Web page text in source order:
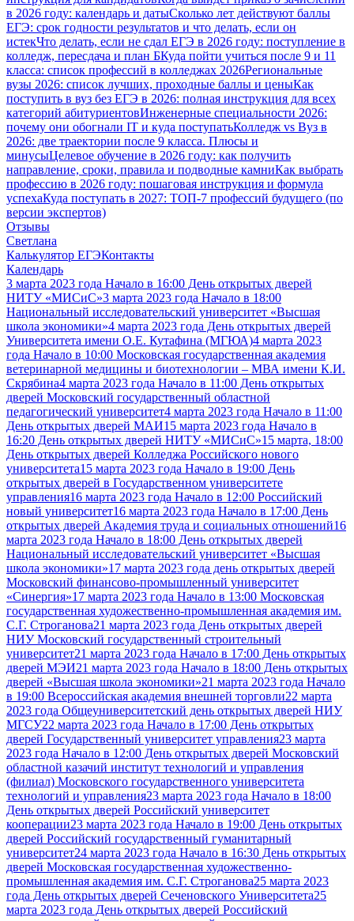
в 2026 году: календарь и датыСколько лет действуют баллы
ЕГЭ: срок годности результатов и что делать, если он
истекЧто делать, если не сдал ЕГЭ в 2026 году: поступление в
колледж, пересдача и план БКуда пойти учиться после 9 и 11
класса: список профессий в колледжах 2026Региональные
вузы 2026: список лучших, проходные баллы и ценыКак
поступить в вуз без ЕГЭ в 2026: полная инструкция для всех
категорий абитуриентовИнженерные специальности 2026:
почему они обогнали IT и куда поступатьКолледж vs Вуз в
2026: две траектории после 9 класса. Плюсы и
минусыЦелевое обучение в 2026 году: как получить
направление, сроки, правила и подводные камниКак выбрать
профессию в 2026 году: пошаговая инструкция и формула
успехаКуда поступать в 2027: ТОП-7 профессий будущего (по
версии экспертов)
Отзывы
Светлана
Калькулятор ЕГЭКонтакты
Календарь
3 марта 2023 года Начало в 16:00 День открытых дверей
НИТУ «МИСиС»3 марта 2023 года Начало в 18:00
Национальный исследовательский университет «Высшая
школа экономики»4 марта 2023 года День открытых дверей
Университета имени О.Е. Кутафина (МГЮА)4 марта 2023
года Начало в 10:00 Московская государственная академия
ветеринарной медицины и биотехнологии – МВА имени К.И.
Скрябина4 марта 2023 года Начало в 11:00 День открытых
дверей Московский государственный областной
педагогический университет4 марта 2023 года Начало в 11:00
День открытых дверей МАИ15 марта 2023 года Начало в
16:20 День открытых дверей НИТУ «МИСиС»15 марта, 18:00
День открытых дверей Колледжа Российского нового
университета15 марта 2023 года Начало в 19:00 День
открытых дверей в Государственном университете
управления16 марта 2023 года Начало в 12:00 Российский
новый университет16 марта 2023 года Начало в 17:00 День
открытых дверей Академия труда и социальных отношений16
марта 2023 года Начало в 18:00 День открытых дверей
Национальный исследовательский университет «Высшая
школа экономики»17 марта 2023 года день открытых дверей
Московский финансово-промышленный университет
«Синергия»17 марта 2023 года Начало в 13:00 Московская
государственная художественно-промышленная академия им.
С.Г. Строганова21 марта 2023 года День открытых дверей
НИУ Московский государственный строительный
университет21 марта 2023 года Начало в 17:00 День открытых
дверей МЭИ21 марта 2023 года Начало в 18:00 День открытых
дверей «Высшая школа экономики»21 марта 2023 года Начало
в 19:00 Всероссийская академия внешней торговли22 марта
2023 года Общеуниверситетский день открытых дверей НИУ
МГСУ22 марта 2023 года Начало в 17:00 День открытых
дверей Государственный университет управления23 марта
2023 года Начало в 12:00 День открытых дверей Московский
областной казачий институт технологий и управления
(филиал) Московского государственного университета
технологий и управления23 марта 2023 года Начало в 18:00
День открытых дверей Российский университет
кооперации23 марта 2023 года Начало в 19:00 День открытых
дверей Российский государственный гуманитарный
университет24 марта 2023 года Начало в 16:30 День открытых
дверей Московская государственная художественно-
промышленная академия им. С.Г. Строганова25 марта 2023
года День открытых дверей Сеченовского Университета25
марта 2023 года День открытых дверей Российский